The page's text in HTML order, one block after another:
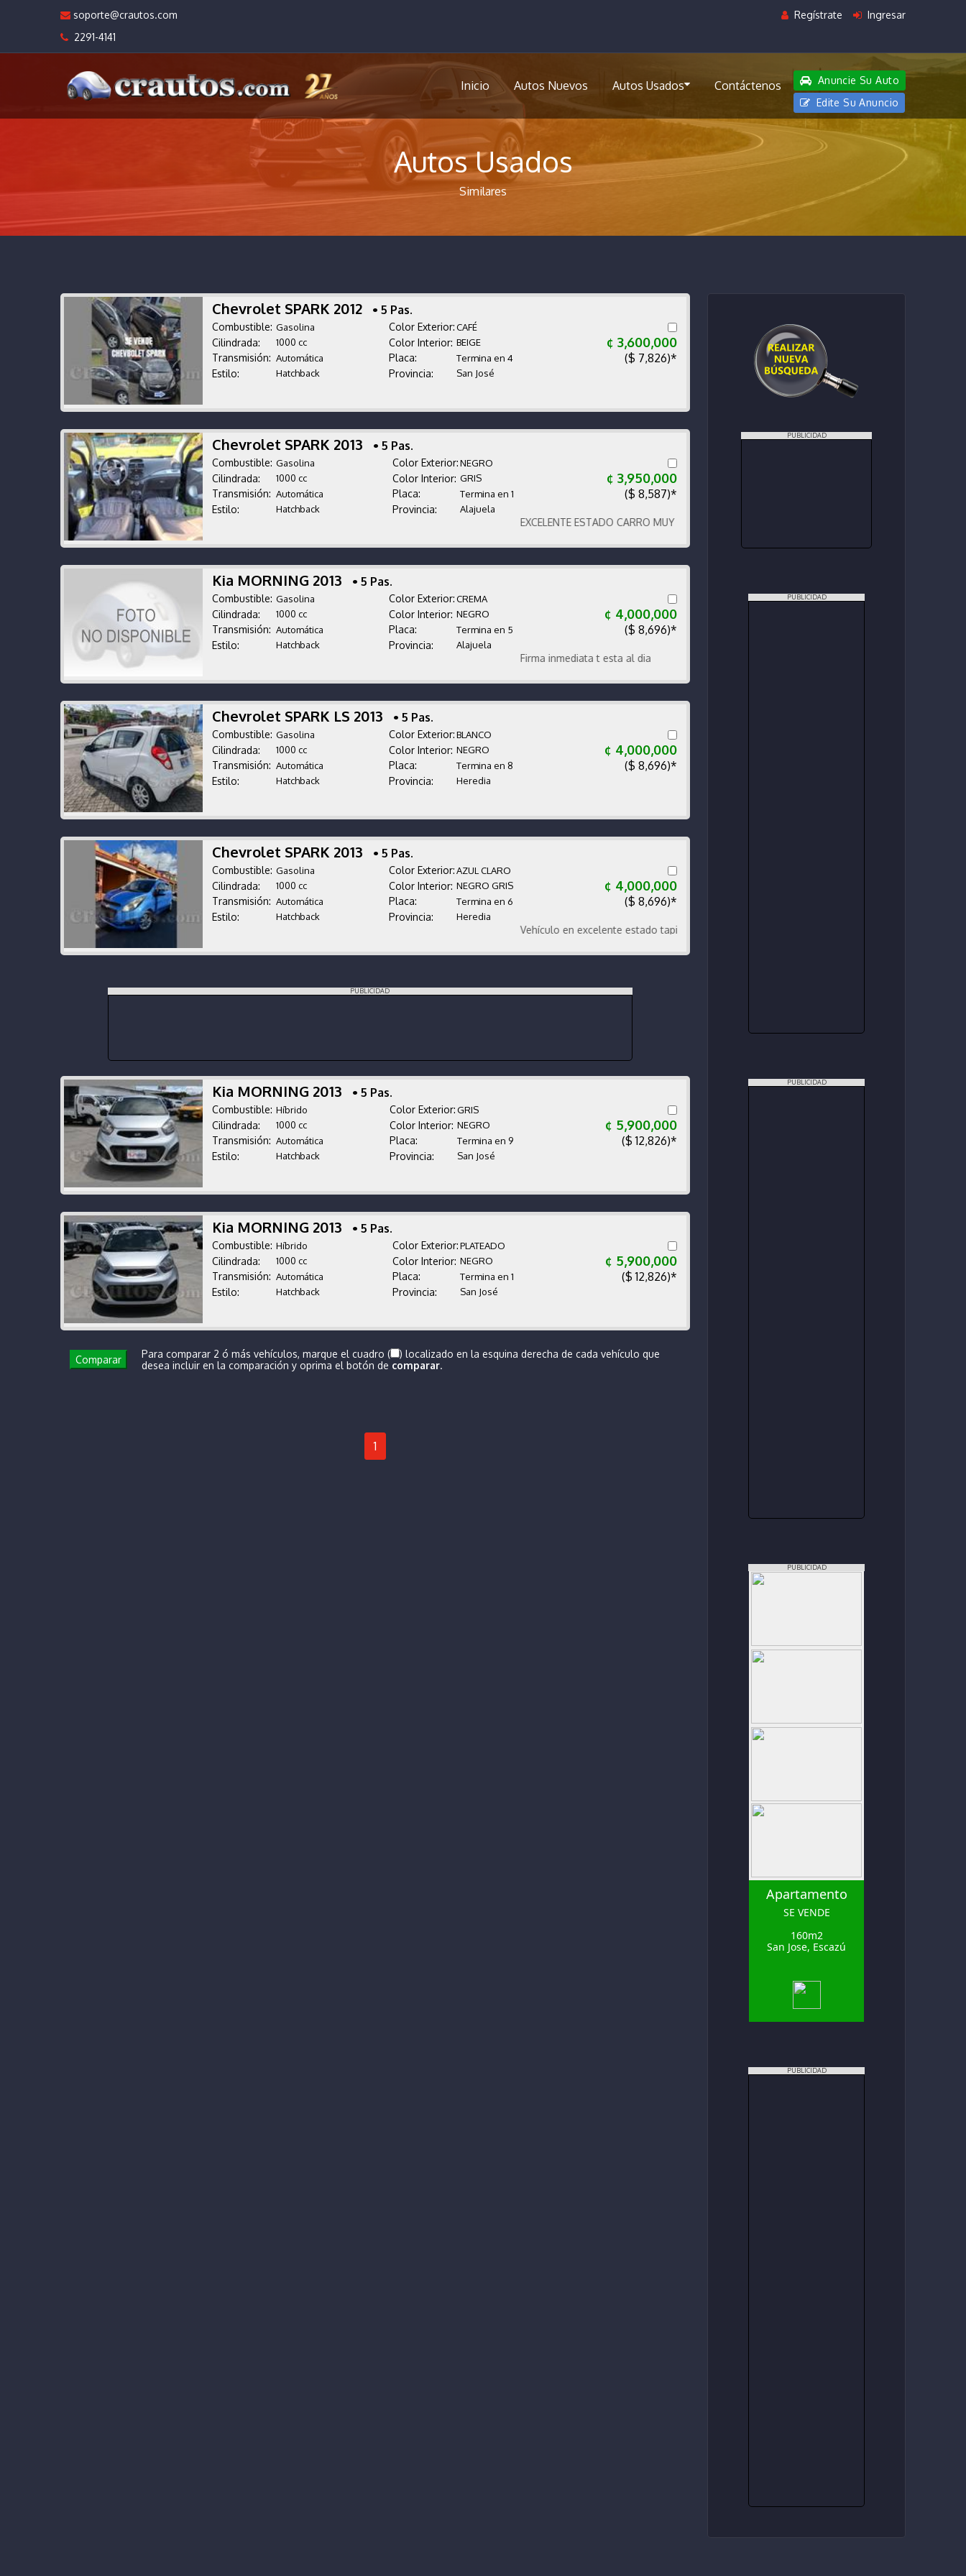
soporte@crautos.com
2291-4141
Regístrate Ingresar
Inicio Autos Nuevos Autos Usados Contáctenos
Anuncie Su Auto
Edite Su Anuncio
Autos Usados
Similares
Chevrolet SPARK 2012 • 5 Pas.
Combustible: Gasolina Color Exterior:CAFÉ
¢ 3,600,000
($ 7,826)*
Cilindrada: 1000 cc Color Interior: BEIGE
Transmisión: Automática Placa: Termina en 4
Estilo: Hatchback Provincia: San José
Chevrolet SPARK 2013 • 5 Pas.
Combustible: Gasolina Color Exterior:NEGRO
¢ 3,950,000
($ 8,587)*
Cilindrada: 1000 cc Color Interior: GRIS
Transmisión: Automática Placa: Termina en 1
Estilo: Hatchback Provincia: Alajuela
EXCELENTE ESTADO CARRO MUY BIEN CUIDADO
Kia MORNING 2013 • 5 Pas.
Combustible: Gasolina Color Exterior:CREMA
¢ 4,000,000
($ 8,696)*
Cilindrada: 1000 cc Color Interior: NEGRO
Transmisión: Automática Placa: Termina en 5
Estilo: Hatchback Provincia: Alajuela
Firma inmediata t esta al dia
Chevrolet SPARK LS 2013 • 5 Pas.
Combustible: Gasolina Color Exterior:BLANCO
¢ 4,000,000
($ 8,696)*
Cilindrada: 1000 cc Color Interior: NEGRO
Transmisión: Automática Placa: Termina en 8
Estilo: Hatchback Provincia: Heredia
Chevrolet SPARK 2013 • 5 Pas.
Combustible: Gasolina Color Exterior:AZUL CLARO
¢ 4,000,000
($ 8,696)*
Cilindrada: 1000 cc Color Interior: NEGRO GRIS
Transmisión: Automática Placa: Termina en 6
Estilo: Hatchback Provincia: Heredia
Vehículo en excelente estado tapicería impecablemotor caja excelente aros de lujo listo para traspas
PUBLICIDAD
Kia MORNING 2013 • 5 Pas.
Combustible: Híbrido Color Exterior:GRIS
¢ 5,900,000
($ 12,826)*
Cilindrada: 1000 cc Color Interior: NEGRO
Transmisión: Automática Placa: Termina en 9
Estilo: Hatchback Provincia: San José
Kia MORNING 2013 • 5 Pas.
Combustible: Híbrido Color Exterior:PLATEADO
¢ 5,900,000
($ 12,826)*
Cilindrada: 1000 cc Color Interior: NEGRO
Transmisión: Automática Placa: Termina en 1
Estilo: Hatchback Provincia: San José
Comparar Para comparar 2 ó más vehículos, marque el cuadro (
) localizado en la esquina derecha de cada vehículo que
desea incluir en la comparación y oprima el botón de comparar.
1
PUBLICIDAD
PUBLICIDAD
PUBLICIDAD
PUBLICIDAD
Apartamento
SE VENDE
160m2
San Jose, Escazú
PUBLICIDAD